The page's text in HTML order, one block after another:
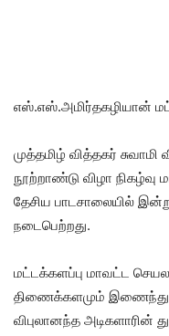
எஸ்.எஸ்.அமிர்தகழியான்
முத்தமிழ் வித்தகர் சுவாமி
நூற்றாண்டு விழா நிகழ்வு
தேசிய பாடசாலையில்
நடைபெற்றது.
மட்டக்களப்பு மாவட்ட
திணைக்களமும் இணைந்து
விபுலானந்த அடிகளாரின்